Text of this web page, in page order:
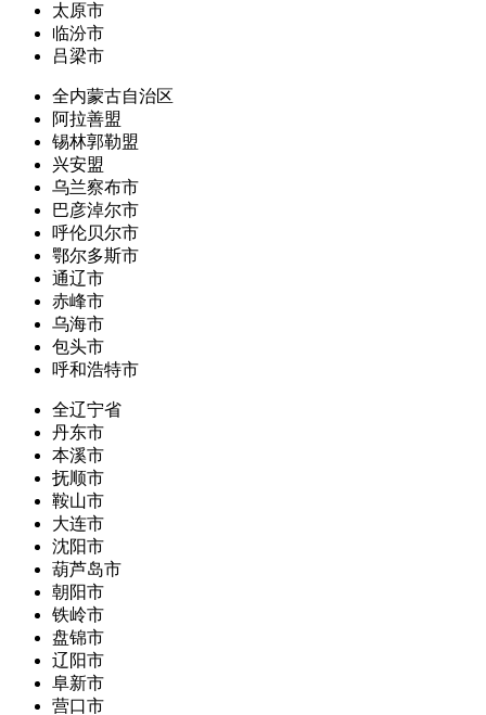
太原市
临汾市
吕梁市
全内蒙古自治区
阿拉善盟
锡林郭勒盟
兴安盟
乌兰察布市
巴彦淖尔市
呼伦贝尔市
鄂尔多斯市
通辽市
赤峰市
乌海市
包头市
呼和浩特市
全辽宁省
丹东市
本溪市
抚顺市
鞍山市
大连市
沈阳市
葫芦岛市
朝阳市
铁岭市
盘锦市
辽阳市
阜新市
营口市